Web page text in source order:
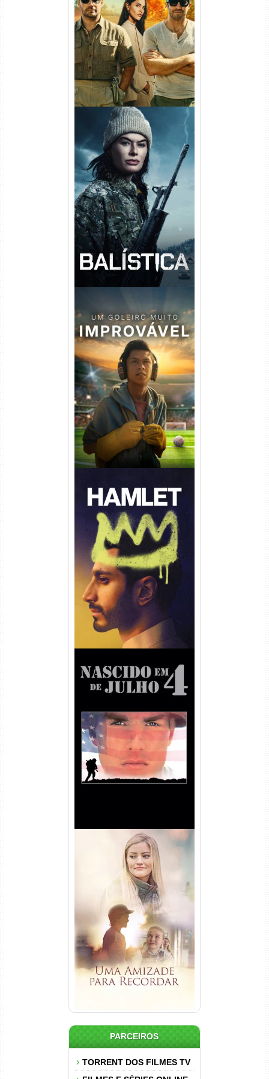
Na Zona Cinzenta Torrent
(2026) WEB-DL 1080p/4K
Dual Áudio
Balística Torrent (2025) WEB-
DL 1080p Dual Áudio
Um Goleiro Muito Improvável
Torrent (2026) WEB-DL 1080p
Dual Áudio
Hamlet Torrent (2026) WEB-
DL 1080p Dual Áudio
Nascido em 4 de Julho
Torrent (1989) WEB-DL 1080p
Dual Áudio
Uma Amizade para Recordar
Torrent (2025) WEB-DL 1080p
Dual Áudio
PARCEIROS
TORRENT DOS FILMES TV